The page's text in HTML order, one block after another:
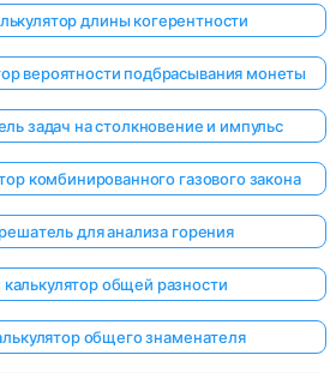
длины когерентности
вероятности подбрасывания монеты
задач на столкновение и импульс
комбинированного газового закона
для анализа горения
общей разности
общего знаменателя